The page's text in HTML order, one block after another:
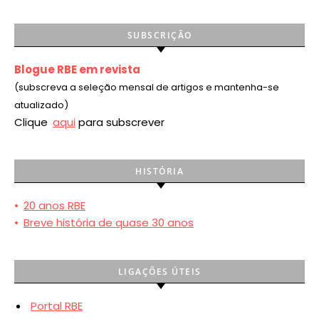
SUBSCRIÇÃO
Blogue RBE em revista
(subscreva a seleção mensal de artigos e mantenha-se
atualizado)
Clique aqui para subscrever
HISTÓRIA
• 20 anos RBE
• Breve história de quase 30 anos
LIGAÇÕES ÚTEIS
Portal RBE